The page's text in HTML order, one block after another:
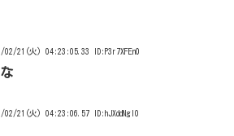
02/21(火) 04:23:05.33 ID:P3r7XFEn0
02/21(火) 04:23:06.57 ID:hJXddNgI0